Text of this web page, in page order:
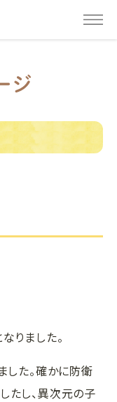
りました。
した。確かに防衛
たし、異次元の子